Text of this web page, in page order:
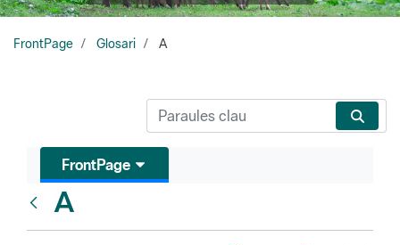
FrontPage Glosari A
FrontPage
A